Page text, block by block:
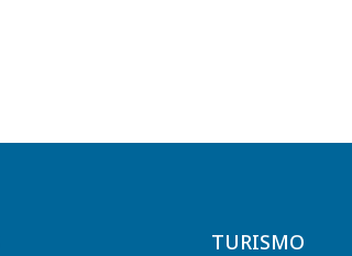
TURISMO